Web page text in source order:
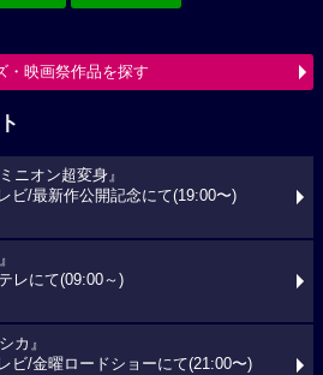
・映画祭作品を探す
ニオン超変身』
ビ/最新作公開記念にて(19:00〜)
レにて(09:00～)
カ』
ビ/金曜ロードショーにて(21:00〜)